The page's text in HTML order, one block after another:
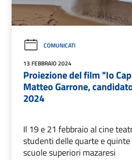
COMUNICATI
13 FEBBRAIO 2024
Proiezione del film "Io
Matteo Garrone,
2024
Il 19 e 21 febbraio al cine
studenti delle quarte e quinte
scuole superiori mazaresi